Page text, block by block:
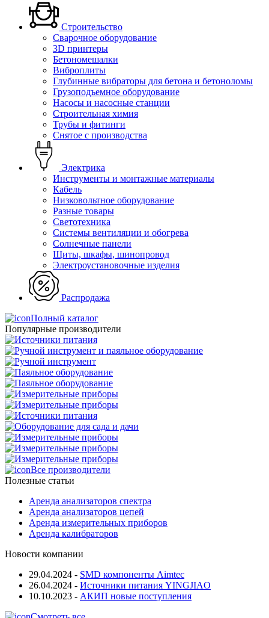
Строительство
Сварочное оборудование
3D принтеры
Бетономешалки
Виброплиты
Глубинные вибраторы для бетона и бетоноломы
Грузоподъемное оборудование
Насосы и насосные станции
Строительная химия
Трубы и фитинги
Снятое с производства
Электрика
Инструменты и монтажные материалы
Кабель
Низковольтное оборудование
Разные товары
Светотехника
Системы вентиляции и обогрева
Солнечные панели
Щиты, шкафы, шинопровод
Электроустановочные изделия
Распродажа
Полный каталог
Популярные производители
Все производители
Полезные статьи
Аренда анализаторов спектра
Аренда анализаторов цепей
Аренда измерительных приборов
Аренда калибраторов
Новости компании
29.04.2024 - SMD компоненты Aimtec
26.04.2024 - Источники питания YINGJIAO
10.10.2023 - АКИП новые поступления